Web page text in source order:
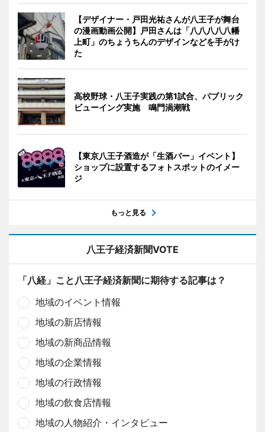
【デザイナー・戸田光祐さんが八王子が舞台
の漫画動画公開】戸田さんは「八八八八八幡
上町」のちょうちんのデザインなどを手がけ
た
高校野球・八王子実践の第1試合、パブリック
ビューイング実施 鳴門渦潮戦
【東京八王子酒造が「生酒バー」イベント】
ショップに設置するフォトスポットのイメー
ジ
もっと見る
八王子経済新聞VOTE
「八経」こと八王子経済新聞に期待する記事は？
地域のイベント情報
地域の新店情報
地域の新商品情報
地域の企業情報
地域の行政情報
地域の飲食店情報
地域の人物紹介・インタビュー